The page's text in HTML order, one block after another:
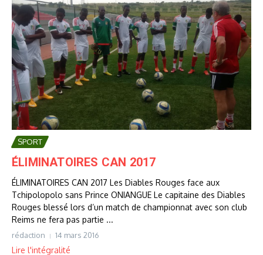
SPORT
ÉLIMINATOIRES CAN 2017
ÉLIMINATOIRES CAN 2017 Les Diables Rouges face aux
Tchipolopolo sans Prince ONIANGUE Le capitaine des Diables
Rouges blessé lors d’un match de championnat avec son club
Reims ne fera pas partie ...
rédaction 14 mars 2016
Lire l'intégralité